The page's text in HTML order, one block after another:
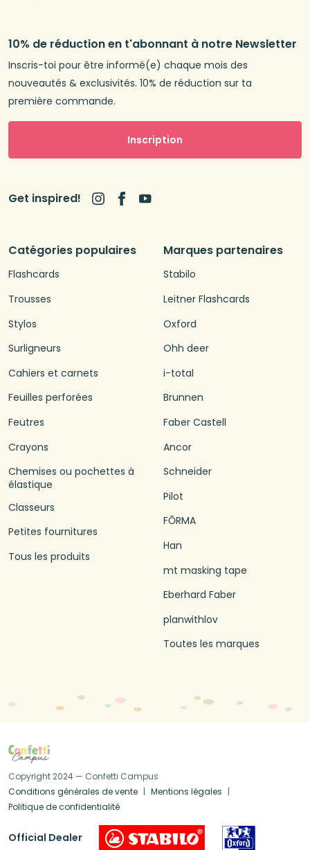
Catégories populaires
Flashcards
Trousses
Stylos
Surligneurs
Cahiers et carnets
Feuilles perforées
Feutres
Crayons
Chemises ou pochettes à
élastique
Classeurs
Petites fournitures
Tous les produits
Marques partenaires
Stabilo
Leitner Flashcards
Oxford
Ohh deer
i-total
Brunnen
Faber Castell
Ancor
Schneider
Pilot
FŌRMA
Han
mt masking tape
Eberhard Faber
planwithlov
Toutes les marques
10% de réduction en t'abonnant à notre Newsletter
Inscris-toi pour être informé(e) chaque mois des
nouveautés & exclusivités. 10% de réduction sur ta
première commande.
Inscription
Get inspired!
Copyright 2024 — Confetti Campus
Conditions générales de vente
Mentions légales
Politique de confidentialité
Official Dealer